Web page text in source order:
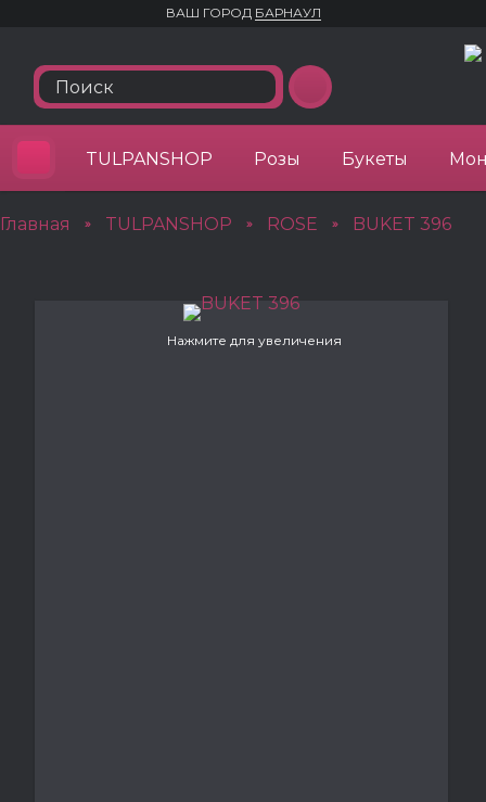
ВАШ ГОРОД БАРНАУЛ
TULPANSHOP Розы Букеты
Главная » TULPANSHOP » ROSE » BUKET 396
Нажмите для увеличения